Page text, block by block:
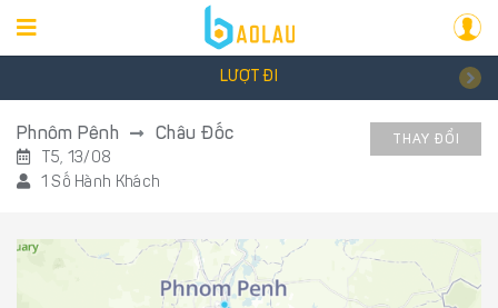
LƯỢT ĐI
Phnôm Pênh Châu Đốc
T5, 13/08
1 Số Hành Khách
THAY ĐỔI